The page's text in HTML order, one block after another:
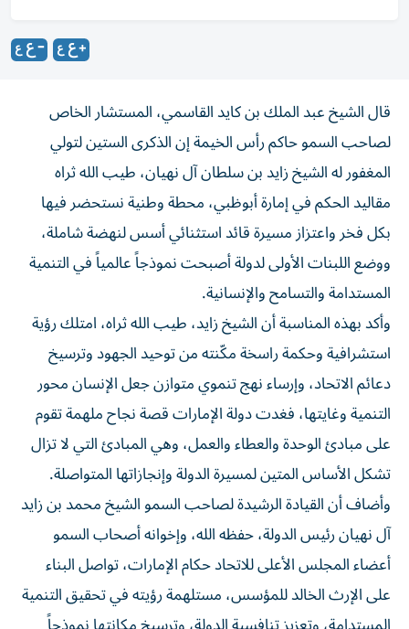
قال الشيخ عبد الملك بن كايد القاسمي، المستشار الخاص
لصاحب السمو حاكم رأس الخيمة إن الذكرى الستين لتولي
المغفور له الشيخ زايد بن سلطان آل نهيان، طيب الله ثراه
مقاليد الحكم في إمارة أبوظبي، محطة وطنية نستحضر فيها
بكل فخر واعتزاز مسيرة قائد استثنائي أسس لنهضة شاملة،
ووضع اللبنات الأولى لدولة أصبحت نموذجاً عالمياً في التنمية
المستدامة والتسامح والإنسانية.
وأكد بهذه المناسبة أن الشيخ زايد، طيب الله ثراه، امتلك رؤية
استشرافية وحكمة راسخة مكّنته من توحيد الجهود وترسيخ
دعائم الاتحاد، وإرساء نهج تنموي متوازن جعل الإنسان محور
التنمية وغايتها، فغدت دولة الإمارات قصة نجاح ملهمة تقوم
على مبادئ الوحدة والعطاء والعمل، وهي المبادئ التي لا تزال
تشكل الأساس المتين لمسيرة الدولة وإنجازاتها المتواصلة.
وأضاف أن القيادة الرشيدة لصاحب السمو الشيخ محمد بن زايد
آل نهيان رئيس الدولة، حفظه الله، وإخوانه أصحاب السمو
أعضاء المجلس الأعلى للاتحاد حكام الإمارات، تواصل البناء
على الإرث الخالد للمؤسس، مستلهمة رؤيته في تحقيق التنمية